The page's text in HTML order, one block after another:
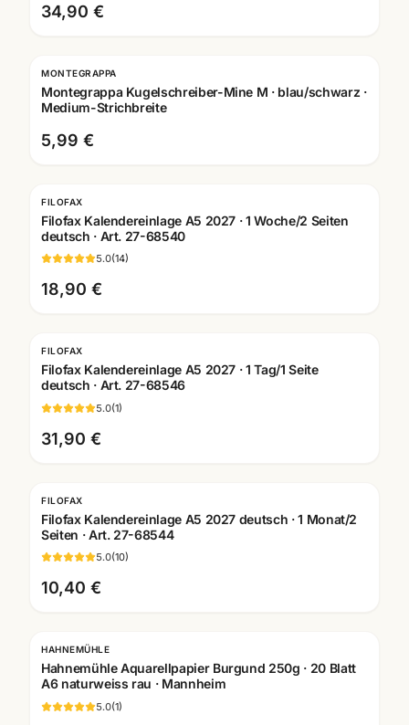
34,90 €
Gravur
MONTEGRAPPA
Montegrappa Kugelschreiber-Mine M · blau/schwarz ·
Medium-Strichbreite
5,99 €
FILOFAX
Filofax Kalendereinlage A5 2027 · 1 Woche/2 Seiten
deutsch · Art. 27-68540
5.0(14)
18,90 €
FILOFAX
Filofax Kalendereinlage A5 2027 · 1 Tag/1 Seite
deutsch · Art. 27-68546
5.0(1)
31,90 €
FILOFAX
Filofax Kalendereinlage A5 2027 deutsch · 1 Monat/2
Seiten · Art. 27-68544
5.0(10)
10,40 €
HAHNEMÜHLE
Hahnemühle Aquarellpapier Burgund 250g · 20 Blatt
A6 naturweiss rau · Mannheim
5.0(1)